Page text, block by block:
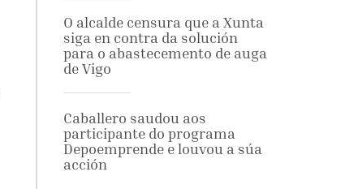
O alcalde censura que a Xunta
siga en contra da solución
para o abastecemento de auga
de Vigo
Caballero saudou aos
participante do programa
Depoemprende e louvou a súa
acción